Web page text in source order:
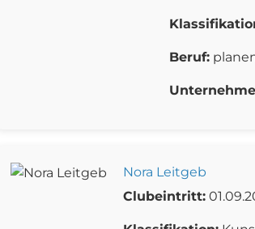
Beruf:
Nora Leitgeb
Clubeintritt: